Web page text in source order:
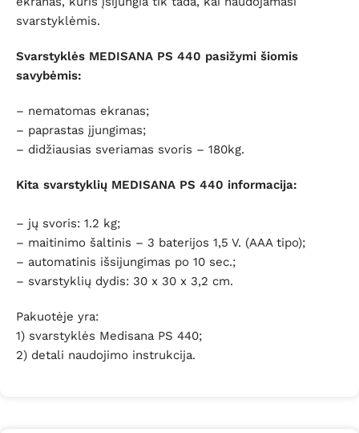
svarstyklėmis.
Svarstyklės MEDISANA PS 440 pasižymi šiomis
savybėmis:
– nematomas ekranas;
– paprastas įjungimas;
– didžiausias sveriamas svoris – 180kg.
Kita svarstyklių MEDISANA PS 440 informacija:
– jų svoris: 1.2 kg;
– maitinimo šaltinis – 3 baterijos 1,5 V. (AAA tipo);
– automatinis išsijungimas po 10 sec.;
– svarstyklių dydis: 30 x 30 x 3,2 cm.
Pakuotėje yra:
1) svarstyklės Medisana PS 440;
2) detali naudojimo instrukcija.